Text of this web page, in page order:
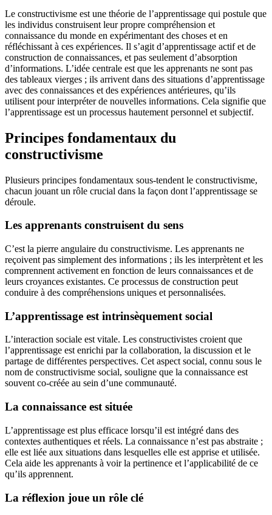
Le constructivisme est une théorie de l’apprentissage qui postule que
les individus construisent leur propre compréhension et
connaissance du monde en expérimentant des choses et en
réfléchissant à ces expériences. Il s’agit d’apprentissage actif et de
construction de connaissances, et pas seulement d’absorption
d’informations. L’idée centrale est que les apprenants ne sont pas
des tableaux vierges ; ils arrivent dans des situations d’apprentissage
avec des connaissances et des expériences antérieures, qu’ils
utilisent pour interpréter de nouvelles informations. Cela signifie que
l’apprentissage est un processus hautement personnel et subjectif.
Principes fondamentaux du
constructivisme
Plusieurs principes fondamentaux sous-tendent le constructivisme,
chacun jouant un rôle crucial dans la façon dont l’apprentissage se
déroule.
Les apprenants construisent du sens
C’est la pierre angulaire du constructivisme. Les apprenants ne
reçoivent pas simplement des informations ; ils les interprètent et les
comprennent activement en fonction de leurs connaissances et de
leurs croyances existantes. Ce processus de construction peut
conduire à des compréhensions uniques et personnalisées.
L’apprentissage est intrinsèquement social
L’interaction sociale est vitale. Les constructivistes croient que
l’apprentissage est enrichi par la collaboration, la discussion et le
partage de différentes perspectives. Cet aspect social, connu sous le
nom de constructivisme social, souligne que la connaissance est
souvent co-créée au sein d’une communauté.
La connaissance est située
L’apprentissage est plus efficace lorsqu’il est intégré dans des
contextes authentiques et réels. La connaissance n’est pas abstraite ;
elle est liée aux situations dans lesquelles elle est apprise et utilisée.
Cela aide les apprenants à voir la pertinence et l’applicabilité de ce
qu’ils apprennent.
La réflexion joue un rôle clé